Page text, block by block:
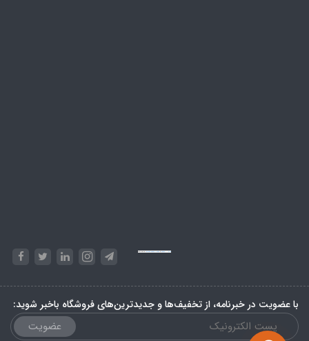
Powered by Embed Google Maps & Phase 10 rules
با عضویت در خبرنامه، از تخفیف‌ها و جدیدترین‌های فروشگاه باخبر شوید:
عضویت